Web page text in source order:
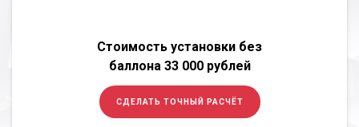
Стоимость установки без
баллона 33 000 рублей
СДЕЛАТЬ ТОЧНЫЙ РАСЧЁТ